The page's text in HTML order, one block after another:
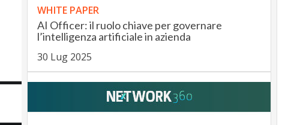
WHITE PAPER
AI Officer: il ruolo chiave per governare
l’intelligenza artificiale in azienda
30 Lug 2025